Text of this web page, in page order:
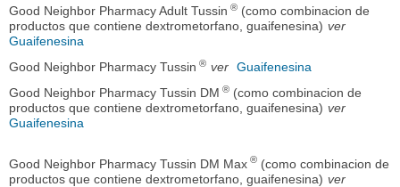
Good Neighbor Pharmacy Adult Tussin ® (como combinacion de
productos que contiene dextrometorfano, guaifenesina) ver
Guaifenesina
Good Neighbor Pharmacy Tussin ® ver Guaifenesina
Good Neighbor Pharmacy Tussin DM ® (como combinacion de
productos que contiene dextrometorfano, guaifenesina) ver
Guaifenesina
Good Neighbor Pharmacy Tussin DM Max ® (como combinacion de
productos que contiene dextrometorfano, guaifenesina) ver